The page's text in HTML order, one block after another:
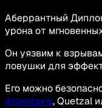
Аберрантный
урона от
Он уязвим к
ловушки для
Его можно
Argentavis, Quetzal